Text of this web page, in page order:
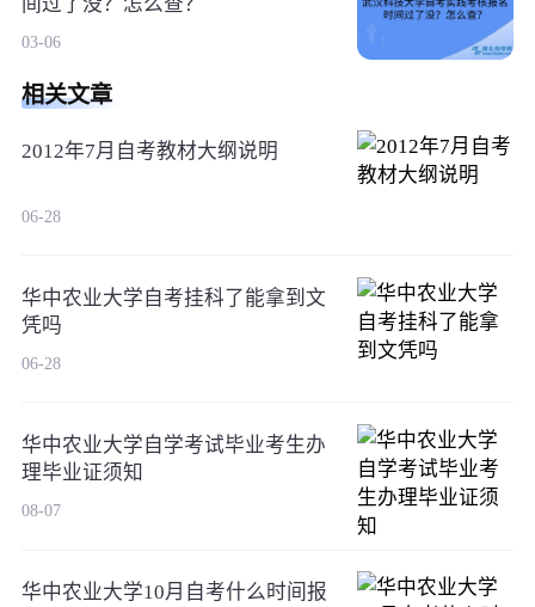
间过了没？怎么查？
03-06
相关文章
2012年7月自考教材大纲说明
06-28
华中农业大学自考挂科了能拿到文
凭吗
06-28
华中农业大学自学考试毕业考生办
理毕业证须知
08-07
华中农业大学10月自考什么时间报